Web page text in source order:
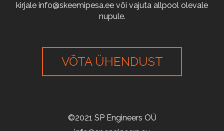
kirjale info@skeemipesa.ee või vajuta allpool olevale
nupule.
VÕTA ÜHENDUST
©2021 SP Engineers OÜ